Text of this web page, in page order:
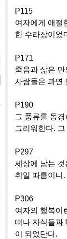
P115
여자에게 애절
한 수라장이었
P171
죽음과 삶은
사람들은 과연
P190
그 풍류를 동
그리워한다.
P297
세상에 남는
취일 따름이니.
P306
여자의 행복이
떠나 자식들과
이 되었단다.